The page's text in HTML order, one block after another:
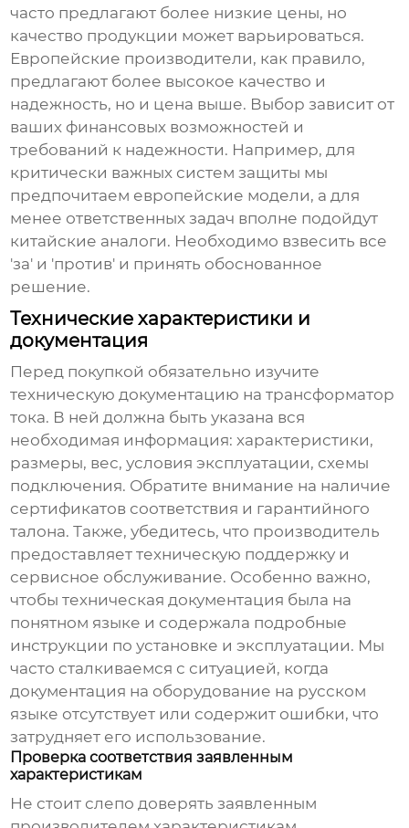
часто предлагают более низкие цены, но
качество продукции может варьироваться.
Европейские производители, как правило,
предлагают более высокое качество и
надежность, но и цена выше. Выбор зависит от
ваших финансовых возможностей и
требований к надежности. Например, для
критически важных систем защиты мы
предпочитаем европейские модели, а для
менее ответственных задач вполне подойдут
китайские аналоги. Необходимо взвесить все
'за' и 'против' и принять обоснованное
решение.
Технические характеристики и
документация
Перед покупкой обязательно изучите
техническую документацию на трансформатор
тока. В ней должна быть указана вся
необходимая информация: характеристики,
размеры, вес, условия эксплуатации, схемы
подключения. Обратите внимание на наличие
сертификатов соответствия и гарантийного
талона. Также, убедитесь, что производитель
предоставляет техническую поддержку и
сервисное обслуживание. Особенно важно,
чтобы техническая документация была на
понятном языке и содержала подробные
инструкции по установке и эксплуатации. Мы
часто сталкиваемся с ситуацией, когда
документация на оборудование на русском
языке отсутствует или содержит ошибки, что
затрудняет его использование.
Проверка соответствия заявленным
характеристикам
Не стоит слепо доверять заявленным